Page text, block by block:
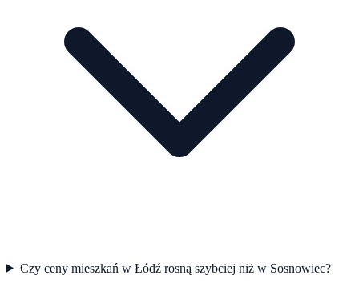
Czy ceny mieszkań w Łódź rosną szybciej niż w Sosnowiec?